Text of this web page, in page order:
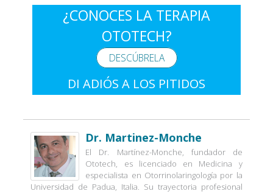
¿CONOCES LA TERAPIA
OTOTECH?
DESCÚBRELA
DI ADIÓS A LOS PITIDOS
Dr. Martinez-Monche
El Dr. Martínez-Monche, fundador de
Ototech, es licenciado en Medicina y
especialista en Otorrinolaringología por la
Universidad de Padua, Italia. Su trayectoria profesional